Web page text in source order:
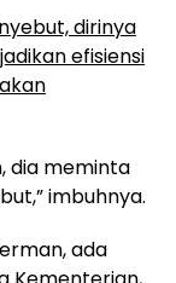
dirinya
efisiensi
dia meminta
imbuhnya.
ada